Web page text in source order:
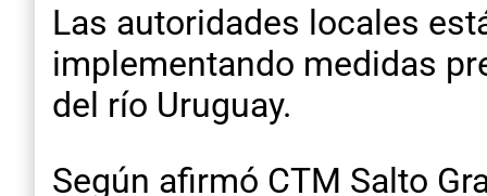
Las autoridades locales
implementando medidas
del río Uruguay.
Según afirmó CTM Salto